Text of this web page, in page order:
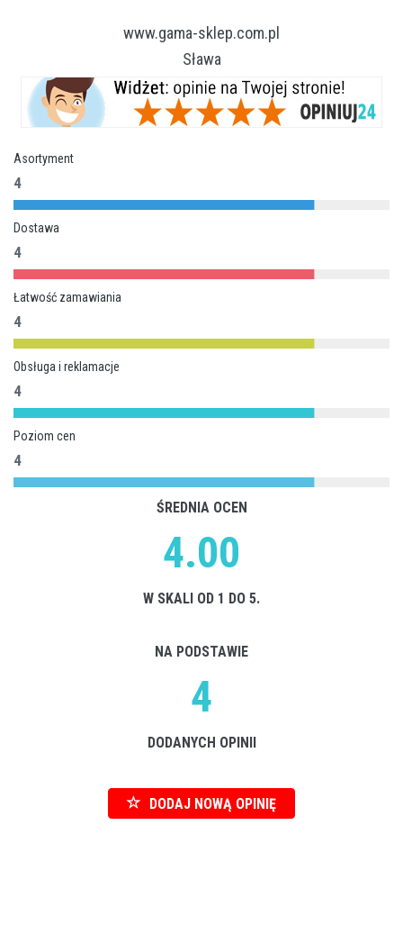
www.gama-sklep.com.pl
Sława
Asortyment
4
Dostawa
4
Łatwość zamawiania
4
Obsługa i reklamacje
4
Poziom cen
4
ŚREDNIA OCEN
4.00
W SKALI OD 1 DO 5.
NA PODSTAWIE
4
DODANYCH OPINII
DODAJ NOWĄ OPINIĘ